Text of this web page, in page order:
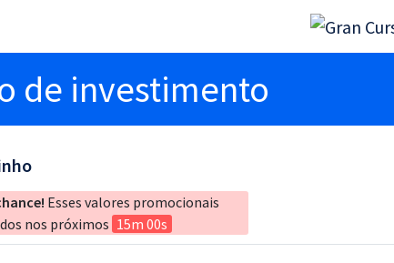
de investimento
Esses valores promocionais
nos próximos 15m 00s